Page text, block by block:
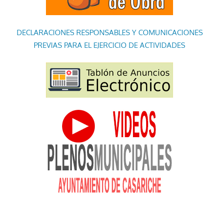
DECLARACIONES RESPONSABLES Y COMUNICACIONES
PREVIAS PARA EL EJERCICIO DE ACTIVIDADES